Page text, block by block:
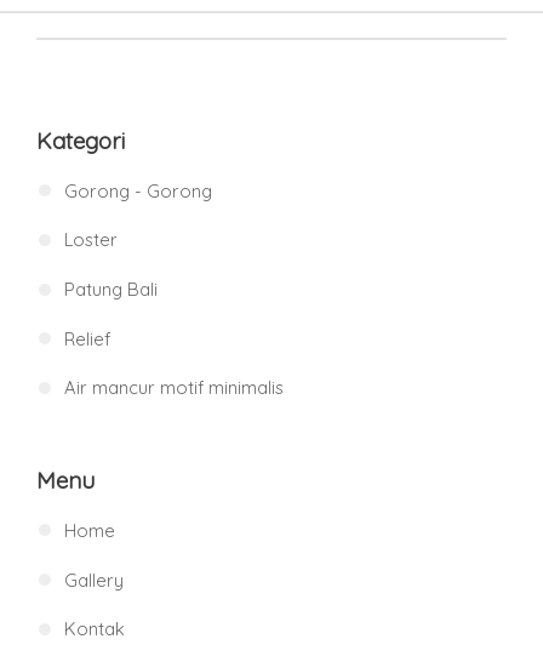
Kategori
Gorong - Gorong
Loster
Patung Bali
Relief
Air mancur motif minimalis
Menu
Home
Gallery
Kontak